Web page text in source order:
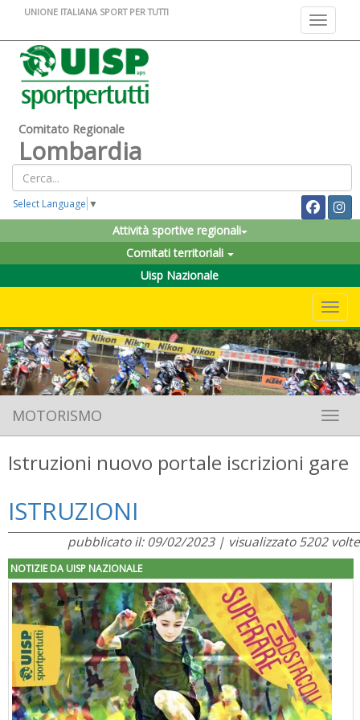
Toggle
UNIONE ITALIANA SPORT PER TUTTI
Comitato Regionale
Lombardia
Select Language ▼
Attività sportive regionali
Comitati territoriali
Uisp Nazionale
MOTORISMO
Istruzioni nuovo portale iscrizioni gare
ISTRUZIONI
pubblicato il: 09/02/2023 | visualizzato 5202 volte
NOTIZIE DA UISP NAZIONALE